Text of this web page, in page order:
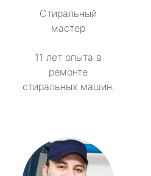
Стиральный
мастер
11 лет опыта в
ремонте
стиральных машин.